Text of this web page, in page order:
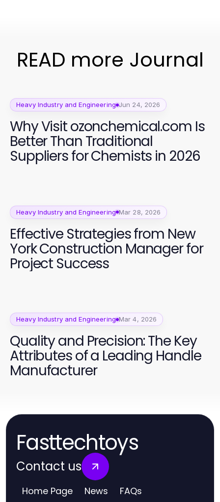
READ more Journal
Heavy Industry and Engineering Jun 24, 2026
Why Visit ozonchemical.com Is
Better Than Traditional
Suppliers for Chemists in 2026
Heavy Industry and Engineering Mar 28, 2026
Effective Strategies from New
York Construction Manager for
Project Success
Heavy Industry and Engineering Mar 4, 2026
Quality and Precision: The Key
Attributes of a Leading Handle
Manufacturer
Fasttechtoys
Contact us
Home Page News FAQs